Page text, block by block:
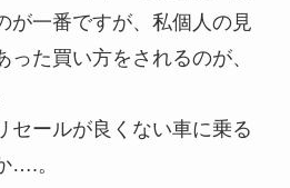
が一番ですが、私個人の見
た買い方をされるのが、
セールが良くない車に乗る
….。